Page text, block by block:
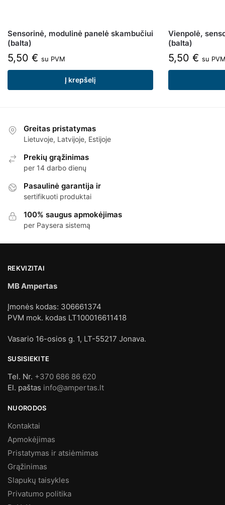
Sensorinė, modulinė panelė skambučiui
(balta)
5,50 € su PVM
Į krepšelį
Vienpolė,
(balta)
5,50 € su
Greitas pristatymas
Lietuvoje, Latvijoje, Estijoje
Prekių grąžinimas
per 14 darbo dienų
Pasaulinė garantija ir
sertifikuoti produktai
100% saugus apmokėjimas
per Paysera sistemą
REKVIZITAI
MB Ampertas
Įmonės kodas: 306661374
PVM mok. kodas LT100016611418
Vasario 16-osios g. 1, LT-55217 Jonava.
SUSISIEKITE
Tel. Nr. +370 686 86 620
El. paštas info@ampertas.lt
NUORODOS
Kontaktai
Apmokėjimas
Pristatymas ir atsiėmimas
Grąžinimas
Slapukų taisykles
Privatumo politika